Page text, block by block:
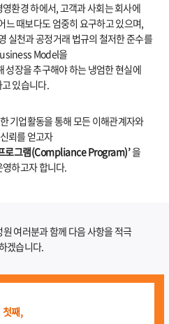
환경 하에서, 고객과 사회는 회사에
느 때보다도 엄중히 요구하고 있으며,
실천과 공정거래 법규의 철저한 준수를
Model을
장을 추구해야 하는 냉엄한 현실에
있습니다.
기업활동을 통해 모든 이해관계자와
뢰를 얻고자
로그램(Compliance Program)’을
하고자 합니다.
여러분과 함께 다음 사항을 적극
겠습니다.
첫째,